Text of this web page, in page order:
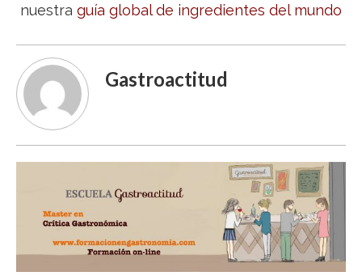
nuestra guía global de ingredientes del mundo
Gastroactitud